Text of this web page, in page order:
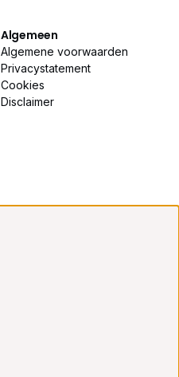
Algemeen
Algemene voorwaarden
Privacystatement
Cookies
Disclaimer